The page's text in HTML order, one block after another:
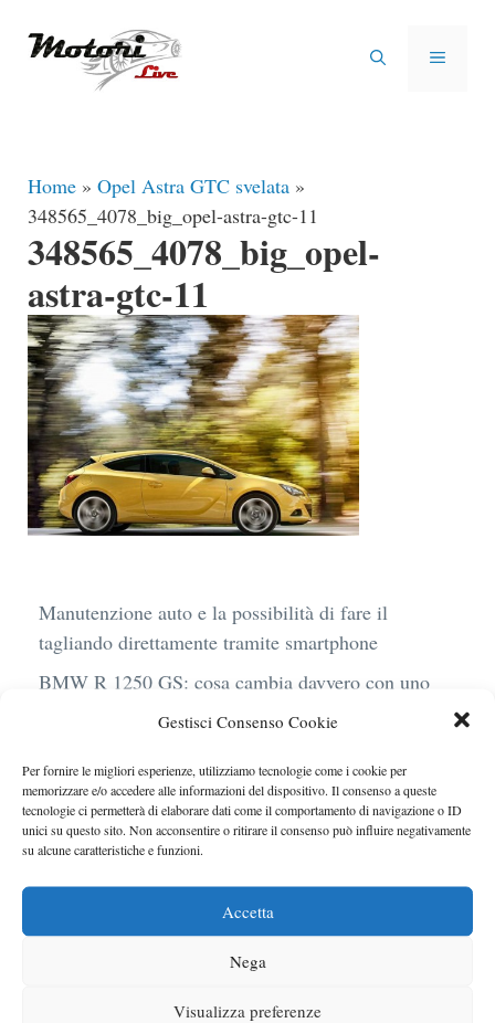
Gestisci Consenso Cookie
Per fornire le migliori esperienze, utilizziamo tecnologie come i cookie per
memorizzare e/o accedere alle informazioni del dispositivo. Il consenso a queste
tecnologie ci permetterà di elaborare dati come il comportamento di navigazione o ID
unici su questo sito. Non acconsentire o ritirare il consenso può influire negativamente
su alcune caratteristiche e funzioni.
Accetta
Nega
Visualizza preferenze
MENU
Home » Opel Astra GTC svelata »
348565_4078_big_opel-astra-gtc-11
348565_4078_big_opel-
astra-gtc-11
Manutenzione auto e la possibilità di fare il
tagliando direttamente tramite smartphone
BMW R 1250 GS: cosa cambia davvero con uno
scarico aftermarket omologato
sostenibile, stile, anche con noleggio a lungo
termine
Ufficiale l’arrivo degli stop lampeggianti
obbligatori in Italia
Le caratteristiche del motore Turbo 100 di